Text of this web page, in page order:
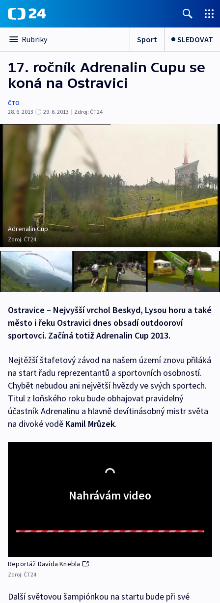
Rubriky Sport SLEDOVAT
17. ročník Adrenalin Cupu se
koná na Ostravici
ČTO
28. 6. 2013
29. 6. 2013 | Zdroj: ČT24
Adrenalin Cup
Zdroj: ČT24
Ostravice – Nejvyšší vrchol Beskyd, Lysou horu a také
město i řeku Ostravici dnes obsadí outdooroví
sportovci. Začíná totiž Adrenalin Cup 2013.
Nejtěžší štafetový závod na našem území znovu přiláká
na start řadu reprezentantů a sportovních osobností.
Chybět nebudou ani největší hvězdy ve svých sportech.
Titul z loňského roku bude obhajovat pravidelný
účastník Adrenalinu a hlavně devítinásobný mistr světa
na divoké vodě Kamil Mrůzek.
Nahrávám video
Reportáž Davida Knebla
Zdroj: ČT24
Další světovou šampiónkou na startu bude při své